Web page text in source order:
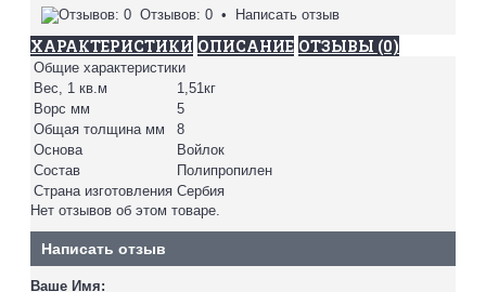
Отзывов: 0 • Написать отзыв
ХАРАКТЕРИСТИКИ ОПИСАНИЕ ОТЗЫВЫ (0)
Общие характеристики
Вес, 1 кв.м
1,51кг
Ворс мм
5
Общая толщина мм
8
Основа
Войлок
Состав
Полипропилен
Страна изготовления Сербия
Нет отзывов об этом товаре.
Написать отзыв
Ваше Имя: